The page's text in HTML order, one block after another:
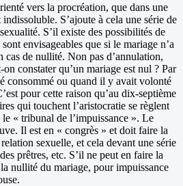
vers la procréation, que dans une
S’ajoute à cela une série de
S’il existe des possibilités de
envisageables que si le mariage n’a
cas de nullité. Non pas d’annulation,
constater qu’un mariage est nul ? Par
consommé ou quand il y avait volonté
pour cette raison qu’au dix-septième
qui touchent l’aristocratie se règlent
« tribunal de l’impuissance ». Le
Il est en « congrès » et doit faire la
sexuelle, et cela devant une série
prêtres, etc. S’il ne peut en faire la
nullité du mariage, pour impuissance